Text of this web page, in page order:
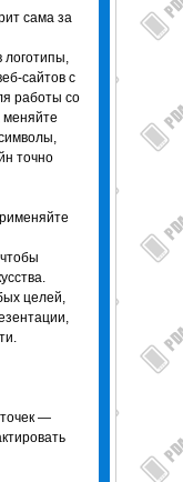
сама за
сайтов с
работы со
точно
целей,
—